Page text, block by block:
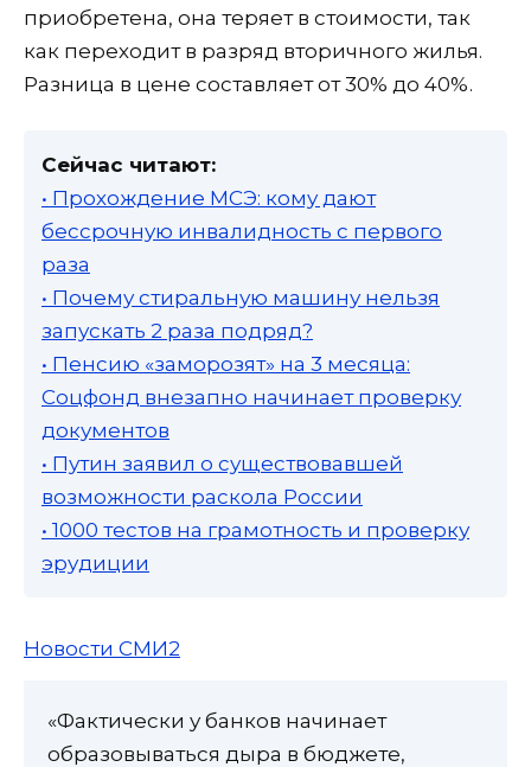
приобретена, она теряет в стоимости, так
как переходит в разряд вторичного жилья.
Разница в цене составляет от 30% до 40%.
Сейчас читают:
• Прохождение МСЭ: кому дают
бессрочную инвалидность с первого
раза
• Почему стиральную машину нельзя
запускать 2 раза подряд?
• Пенсию «заморозят» на 3 месяца:
Соцфонд внезапно начинает проверку
документов
• Путин заявил о существовавшей
возможности раскола России
• 1000 тестов на грамотность и проверку
эрудиции
Новости СМИ2
«Фактически у банков начинает
образовываться дыра в бюджете,